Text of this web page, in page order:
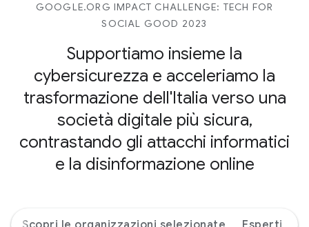
GOOGLE.ORG IMPACT CHALLENGE: TECH FOR
SOCIAL GOOD 2023
Supportiamo insieme la
cybersicurezza e acceleriamo la
trasformazione dell'Italia verso una
società digitale più sicura,
contrastando gli attacchi informatici
e la disinformazione online